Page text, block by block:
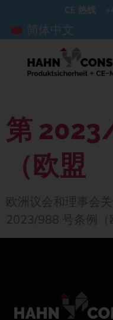
CE 热线
简体中文
第
（欧盟
欧洲议会和理事会
2023/988 号条例（